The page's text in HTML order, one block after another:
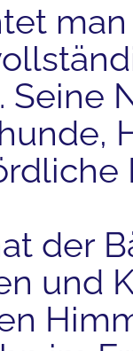
Seine
der
und